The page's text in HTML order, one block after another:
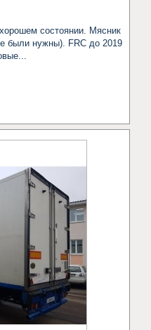
состоянии. Мясник
были нужны). FRC до 2019